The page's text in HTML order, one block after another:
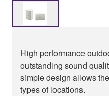
High performance
outstanding sound
simple design allows
types of locations.